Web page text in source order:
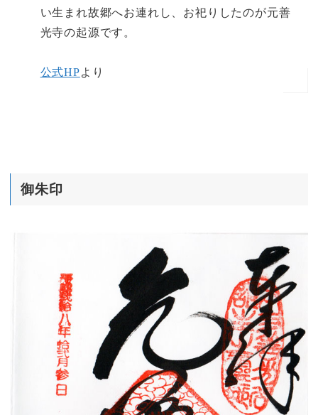
い生まれ故郷へお連れし、お祀りしたのが元善
光寺の起源です。
公式HPより
御朱印